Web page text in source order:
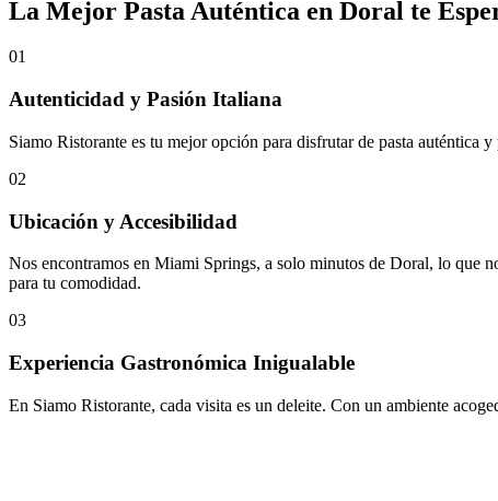
La Mejor Pasta Auténtica en Doral te
01
Autenticidad y Pasión Italiana
Siamo Ristorante es tu mejor opción para disfrutar de pasta auténtica
02
Ubicación y Accesibilidad
Nos encontramos en Miami Springs, a solo minutos de Doral, lo que
para tu comodidad.
03
Experiencia Gastronómica Inigualable
En Siamo Ristorante, cada visita es un deleite. Con un ambiente